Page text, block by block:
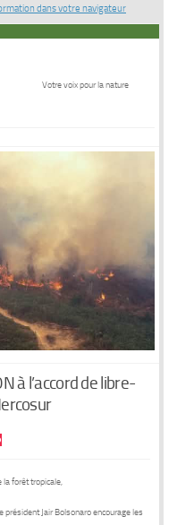
dans votre navigateur
Votre voix pour la nature
à l’accord de libre-
la forêt tropicale,
Jair Bolsonaro encourage les